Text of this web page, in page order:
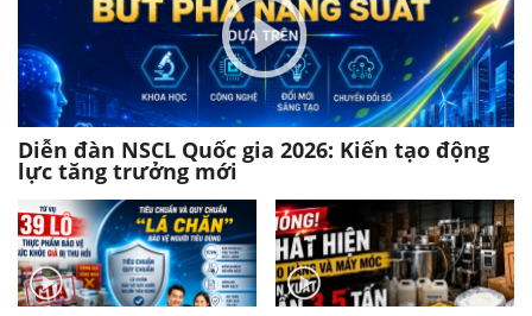
Diễn đàn NSCL Quốc gia 2026: Kiến tạo động
lực tăng trưởng mới